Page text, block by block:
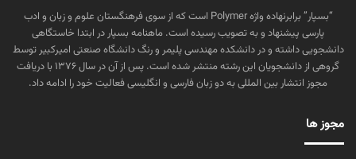
“بسپار” برابرنهاده واژه Polymer است که از سوی فرهنگستان علوم و زبان و ادب
پارسی پیشنهاد و به تصویب رسیده است. ماهنامه بسپار در ابتدا خاستگاهی
دانشجویی داشته و در دانشکده مهندسی پلیمر و رنگ دانشگاه صنعتی امیرکبیر توسط
گروهی از دانشجویان این رشته منتشر شده است. پس از آن در سال ۱۳۷۶ با دریافت
مجوز انتشار بین المللی به دو زبان فارسی و انگلیسی فعالیت خود را ادامه داد.
مجوز ها